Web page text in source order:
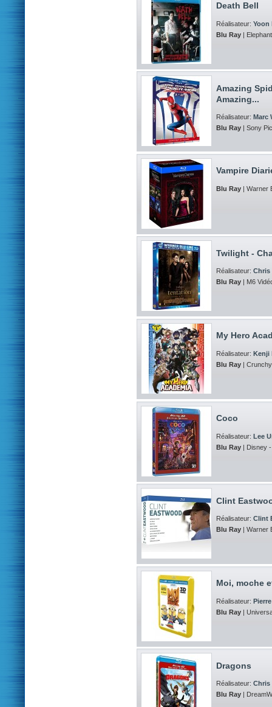
Death Bell
Réalisateur:Yoon
Blu Ray |
Amazing
Amazing...
Réalisateur:Marc
Blu Ray | Sony
Vampire
Blu Ray | Warner
Twilight -
Réalisateur:Chris
Blu Ray | M6
My Hero
Réalisateur:Kenji
Blu Ray |
Coco
Réalisateur:Lee
Blu Ray | Disney
Clint
Réalisateur:Clint
Blu Ray | Warner
Moi, moche
Réalisateur:
Blu Ray |
Dragons
Réalisateur:Chris
Blu Ray |